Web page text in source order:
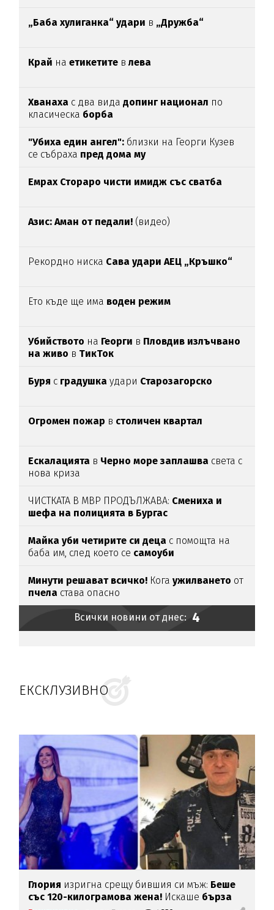
„Баба хулиганка“ удари в „Дружба“
Край наетикетите влева
Хванаха с два видадопинг национал по
класическа борба
"Убиха един ангел": близки на Георги Кузев
се събраха пред дома му
Емрах Стораро чисти имидж със сватба
Азис: Аман от педали! (видео)
Рекордно ниска Сава удари АЕЦ „Кръшко“
Ето къде ще има воден режим
Убийството на Георги в Пловдив излъчвано
на живо в ТикТок
Буря с градушкаудари Старозагорско
Огромен пожар в столичен квартал
Ескалацията в Черно море заплашва света с
нова криза
ЧИСТКАТА В МВР ПРОДЪЛЖАВА: Смениха и
шефа на полицията в Бургас
Майка уби четирите си деца с помощта на
баба им, след което се самоуби
Минути решават всичко! Когаужилването от
пчела става опасно
Всички новини от днес: 4
ЕКСКЛУЗИВНО
Глория изригна срещу бившия си мъж: Беше
със 120-килограмова жена! Искаше бърза